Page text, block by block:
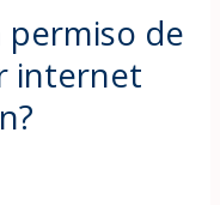
de
internet